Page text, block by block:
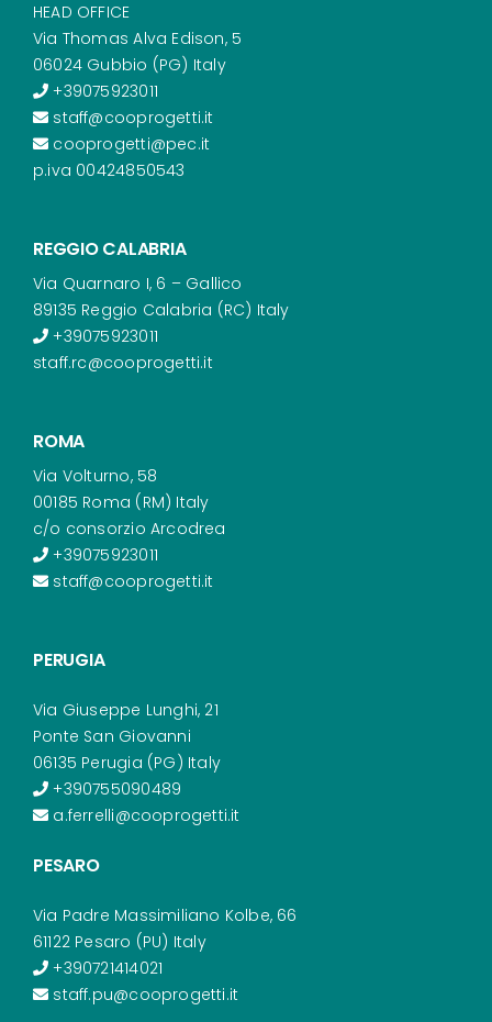
HEAD OFFICE
Via Thomas Alva Edison, 5
06024 Gubbio (PG) Italy
+39075923011
staff@cooprogetti.it
cooprogetti@pec.it
p.iva 00424850543
REGGIO CALABRIA
Via Quarnaro I, 6 – Gallico
89135 Reggio Calabria (RC) Italy
+39075923011
staff.rc@cooprogetti.it
ROMA
Via Volturno, 58
00185 Roma (RM) Italy
c/o consorzio Arcodrea
+39075923011
staff@cooprogetti.it
PERUGIA
Via Giuseppe Lunghi, 21
Ponte San Giovanni
06135 Perugia (PG) Italy
+390755090489
a.ferrelli@cooprogetti.it
PESARO
Via Padre Massimiliano Kolbe, 66
61122 Pesaro (PU) Italy
+390721414021
staff.pu@cooprogetti.it